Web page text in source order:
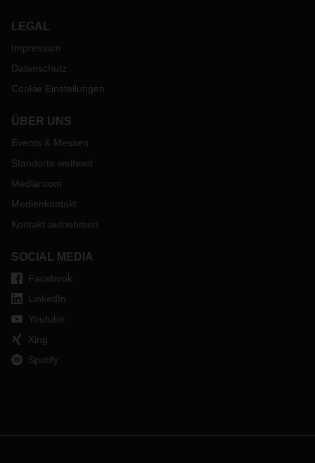
LEGAL
Impressum
Datenschutz
Cookie Einstellungen
ÜBER UNS
Events & Messen
Standorte weltweit
Mediaroom
Medienkontakt
Kontakt aufnehmen
SOCIAL MEDIA
Facebook
LinkedIn
Youtube
Xing
Spotify